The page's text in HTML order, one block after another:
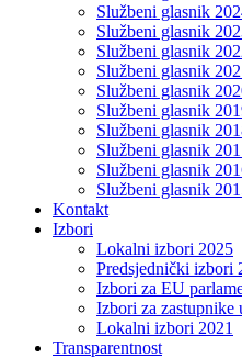
Službeni glasnik
Službeni glasnik
Službeni glasnik
Službeni glasnik
Službeni glasnik
Službeni glasnik
Službeni glasnik
Službeni glasnik
Službeni glasnik
Službeni glasnik
Kontakt
Izbori
Lokalni izbori 2025
Predsjednički izbori
Izbori za EU
Izbori za zastupnike
Lokalni izbori 2021
Transparentnost